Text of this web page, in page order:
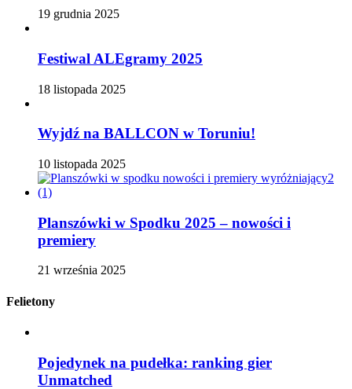
19 grudnia 2025
Festiwal ALEgramy 2025
18 listopada 2025
Wyjdź na BALLCON w Toruniu!
10 listopada 2025
Planszówki w Spodku 2025 – nowości i
premiery
21 września 2025
Felietony
Pojedynek na pudełka: ranking gier
Unmatched